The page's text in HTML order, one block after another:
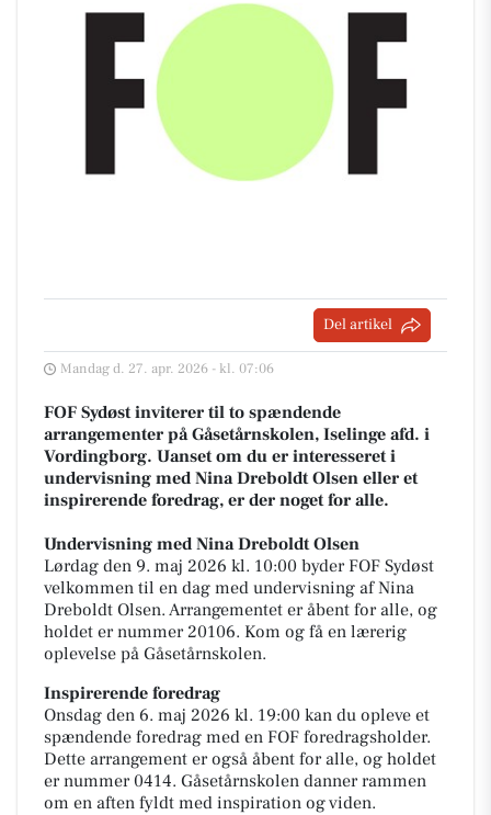
Del artikel
Mandag d. 27. apr. 2026 - kl. 07:06
FOF Sydøst inviterer til to spændende
arrangementer på Gåsetårnskolen, Iselinge afd. i
Vordingborg. Uanset om du er interesseret i
undervisning med Nina Dreboldt Olsen eller et
inspirerende foredrag, er der noget for alle.
Undervisning med Nina Dreboldt Olsen
Lørdag den 9. maj 2026 kl. 10:00 byder FOF Sydøst
velkommen til en dag med undervisning af Nina
Dreboldt Olsen. Arrangementet er åbent for alle, og
holdet er nummer 20106. Kom og få en lærerig
oplevelse på Gåsetårnskolen.
Inspirerende foredrag
Onsdag den 6. maj 2026 kl. 19:00 kan du opleve et
spændende foredrag med en FOF foredragsholder.
Dette arrangement er også åbent for alle, og holdet
er nummer 0414. Gåsetårnskolen danner rammen
om en aften fyldt med inspiration og viden.